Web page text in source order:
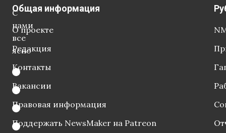
С
нами
все
ясно
Общая информация
О проекте
Редакция
Контакты
Вакансии
Правовая информация
Поддержать NewsMaker на Patreon